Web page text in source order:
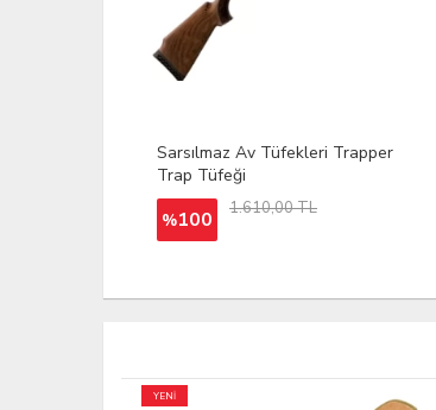
Sarsılmaz Sp 512 Noble
Süperpoze Av Tüfeği